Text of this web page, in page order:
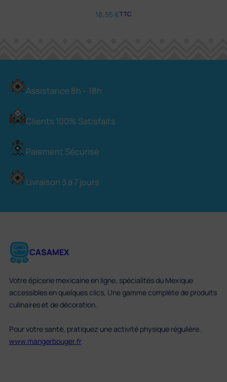
18,55€TTC
Assistance 8h – 18h
Clients 100% Satisfaits
Paiement Sécurisé
Livraison 3 à 7 jours
CASAMEX
Votre épicerie mexicaine en ligne, spécialités du Mexique
accessibles en quelques clics, Une gamme complète de produits
culinaires et de décoration.
Pour votre santé, pratiquez une activité physique régulière.
www.mangerbouger.fr